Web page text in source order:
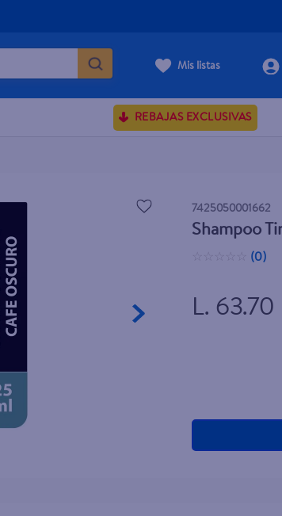
Mis listas
REBAJAS EXCLUSIVAS
7425050001662
Shampoo
(0)
L. 63.70